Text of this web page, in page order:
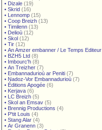
• Dizale (19)
• Skrid (16)
• Lennomp (15)
• Coop Breizh (13)
• Timilenn (13)
• Delioù (12)
• Skol (12)
• Tir (12)
• An Amzer embanner / Le Temps Editeur
• BZH5 Ltd (8)
• Imbourc'h (8)
• An Treizher (7)
• Embannadurioù ar Peniti (7)
• Nadoz-Vor Embannadurioù (7)
• Éditions Apogée (6)
• Kerjava (6)
• LC Breizh (5)
• Skol an Emsav (5)
• Brennig Productions (4)
• P'tit Louis (4)
• Stang Alar (4)
• Ar Granenn (3)